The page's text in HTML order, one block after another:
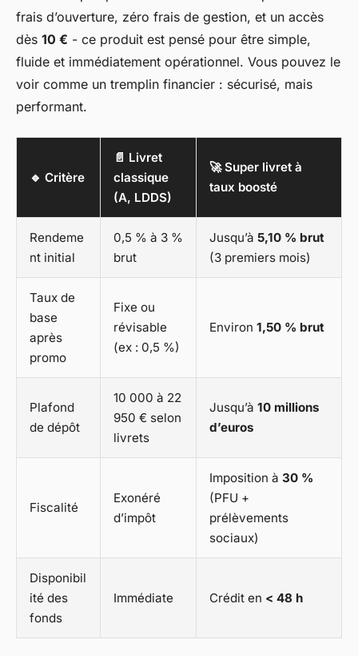
frais d’ouverture, zéro frais de gestion, et un accès
dès 10 € - ce produit est pensé pour être simple,
fluide et immédiatement opérationnel. Vous pouvez le
voir comme un tremplin financier : sécurisé, mais
performant.
🔹 Critère
📄 Livret
classique
(A, LDDS)
🚀 Super livret à
taux boosté
Rendeme
nt initial
0,5 % à 3 %
brut
Jusqu’à 5,10 % brut
(3 premiers mois)
Taux de
base
après
promo
Fixe ou
révisable
(ex : 0,5 %)
Environ 1,50 % brut
Plafond
de dépôt
10 000 à 22
950 € selon
livrets
Jusqu’à 10 millions
d’euros
Fiscalité
Exonéré
d’impôt
Imposition à 30 %
(PFU +
prélèvements
sociaux)
Disponibil
ité des
fonds
Immédiate Crédit en < 48 h